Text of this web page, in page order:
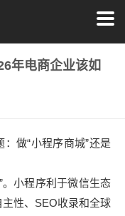
年电商企业该如
做“小程序商城”还是
。小程序利于微信生态
性、SEO收录和全球